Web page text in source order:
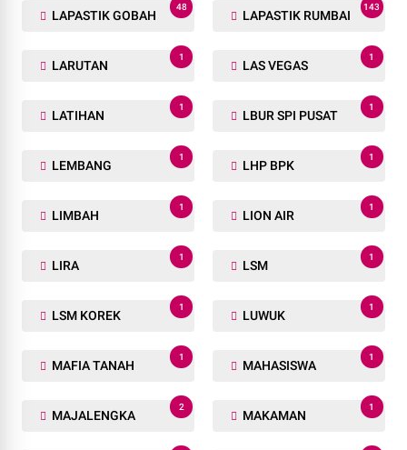
LAPASTIK GOBAH
48
LAPASTIK RUMBAI
143
LARUTAN
1
LAS VEGAS
1
LATIHAN
1
LBUR SPI PUSAT
1
LEMBANG
1
LHP BPK
1
LIMBAH
1
LION AIR
1
LIRA
1
LSM
1
LSM KOREK
1
LUWUK
1
MAFIA TANAH
1
MAHASISWA
1
MAJALENGKA
2
MAKAMAN
1